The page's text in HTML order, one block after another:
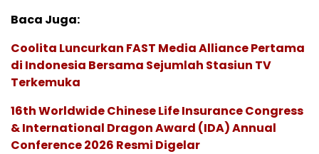
Baca Juga:
Coolita Luncurkan FAST Media Alliance Pertama
di Indonesia Bersama Sejumlah Stasiun TV
Terkemuka
16th Worldwide Chinese Life Insurance Congress
& International Dragon Award (IDA) Annual
Conference 2026 Resmi Digelar